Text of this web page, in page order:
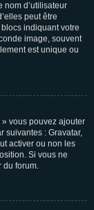
nom d’utilisateur
peut être
indiquant votre
image, souvent
est unique ou
» vous pouvez ajouter
suivantes : Gravatar,
activer ou non les
Si vous ne
du forum.